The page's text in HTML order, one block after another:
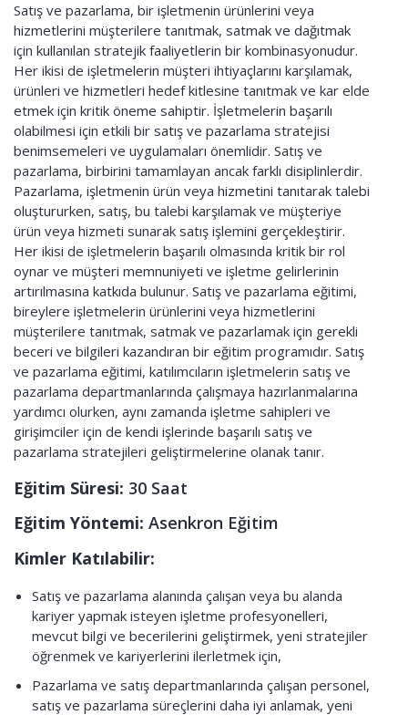
Satış ve pazarlama, bir işletmenin ürünlerini veya
hizmetlerini müşterilere tanıtmak, satmak ve dağıtmak
için kullanılan stratejik faaliyetlerin bir kombinasyonudur.
Her ikisi de işletmelerin müşteri ihtiyaçlarını karşılamak,
ürünleri ve hizmetleri hedef kitlesine tanıtmak ve kar elde
etmek için kritik öneme sahiptir. İşletmelerin başarılı
olabilmesi için etkili bir satış ve pazarlama stratejisi
benimsemeleri ve uygulamaları önemlidir. Satış ve
pazarlama, birbirini tamamlayan ancak farklı disiplinlerdir.
Pazarlama, işletmenin ürün veya hizmetini tanıtarak talebi
oluştururken, satış, bu talebi karşılamak ve müşteriye
ürün veya hizmeti sunarak satış işlemini gerçekleştirir.
Her ikisi de işletmelerin başarılı olmasında kritik bir rol
oynar ve müşteri memnuniyeti ve işletme gelirlerinin
artırılmasına katkıda bulunur. Satış ve pazarlama eğitimi,
bireylere işletmelerin ürünlerini veya hizmetlerini
müşterilere tanıtmak, satmak ve pazarlamak için gerekli
beceri ve bilgileri kazandıran bir eğitim programıdır. Satış
ve pazarlama eğitimi, katılımcıların işletmelerin satış ve
pazarlama departmanlarında çalışmaya hazırlanmalarına
yardımcı olurken, aynı zamanda işletme sahipleri ve
girişimciler için de kendi işlerinde başarılı satış ve
pazarlama stratejileri geliştirmelerine olanak tanır.
Eğitim Süresi: 30 Saat
Eğitim Yöntemi: Asenkron Eğitim
Kimler Katılabilir:
Satış ve pazarlama alanında çalışan veya bu alanda
kariyer yapmak isteyen işletme profesyonelleri,
mevcut bilgi ve becerilerini geliştirmek, yeni stratejiler
öğrenmek ve kariyerlerini ilerletmek için,
Pazarlama ve satış departmanlarında çalışan personel,
satış ve pazarlama süreçlerini daha iyi anlamak, yeni